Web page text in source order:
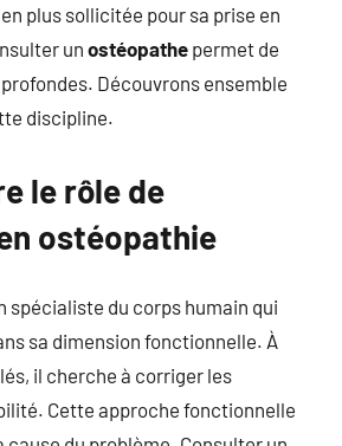
plus sollicitée pour sa prise en
un ostéopathe permet de
Découvrons ensemble
discipline.
le rôle de
ostéopathie
spécialiste du corps humain qui
sa dimension fonctionnelle. À
il cherche à corriger les
Cette approche fonctionnelle